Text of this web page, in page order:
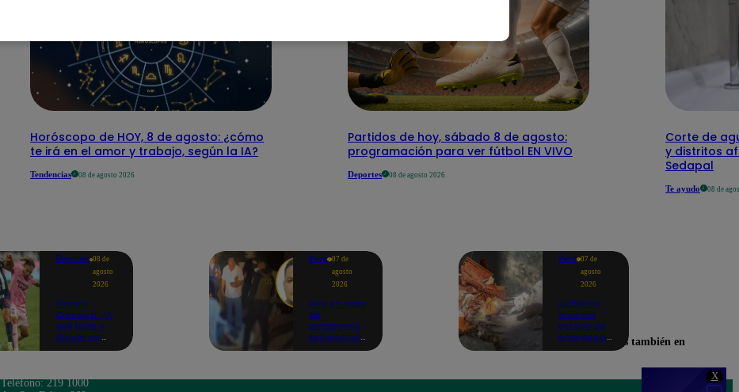
X
Horóscopo de HOY, 8 de agosto: ¿cómo
te irá en el amor y trabajo, según la IA?
Tendencias 08 de agosto 2026
Partidos de hoy, sábado 8 de agosto:
programación para ver fútbol EN VIVO
Deportes 08 de agosto 2026
Corte de
y distritos
Sedapal
Te ayudo 08 de
Deportes 08 de
agosto
2026
Torneo
Clausura: ¿A
qué hora y
dónde ver
fecha 4?
Perú 07 de
agosto
2026
Giro en caso
de
empresario
secuestrado
cuentas
Perú 07 de
agosto
2026
Gobierno
anuncia
estado de
emergencia
recurrentes
Encuéntranos también en
Teléfono: 219 1000